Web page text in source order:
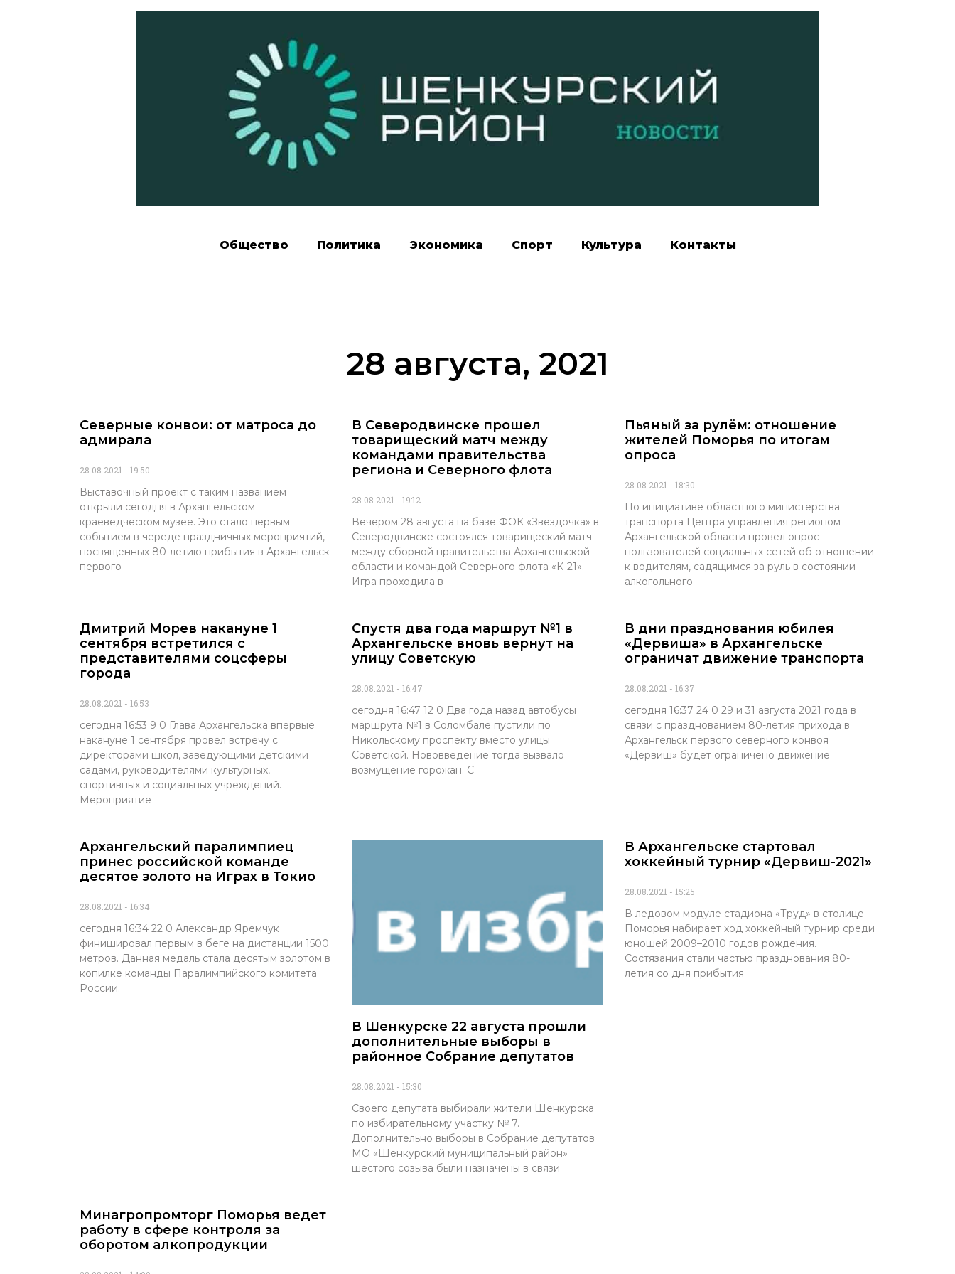
Общество Политика Экономика Спорт Культура Контакты
28 августа, 2021
Северные конвои: от матроса до
адмирала
28.08.2021 19:50
Выставочный проект с таким названием
открыли сегодня в Архангельском
краеведческом музее. Это стало первым
событием в череде праздничных мероприятий,
посвященных 80-летию прибытия в Архангельск
первого
В Северодвинске прошел
товарищеский матч между
командами правительства
региона и Северного флота
28.08.2021 19:12
Вечером 28 августа на базе ФОК «Звездочка» в
Северодвинске состоялся товарищеский матч
между сборной правительства Архангельской
области и командой Северного флота «К-21».
Игра проходила в
Пьяный за рулём: отношение
жителей Поморья по итогам
опроса
28.08.2021 18:30
По инициативе областного министерства
транспорта Центра управления регионом
Архангельской области провел опрос
пользователей социальных сетей об отношении
к водителям, садящимся за руль в состоянии
алкогольного
Дмитрий Морев накануне 1
сентября встретился с
представителями соцсферы
города
28.08.2021 16:53
сегодня 16:53 9 0 Глава Архангельска впервые
накануне 1 сентября провел встречу с
директорами школ, заведующими детскими
садами, руководителями культурных,
спортивных и социальных учреждений.
Мероприятие
Спустя два года маршрут №1 в
Архангельске вновь вернут на
улицу Советскую
28.08.2021 16:47
сегодня 16:47 12 0 Два года назад автобусы
маршрута №1 в Соломбале пустили по
Никольскому проспекту вместо улицы
Советской. Нововведение тогда вызвало
возмущение горожан. С
В дни празднования юбилея
«Дервиша» в Архангельске
ограничат движение транспорта
28.08.2021 16:37
сегодня 16:37 24 0 29 и 31 августа 2021 года в
связи с празднованием 80-летия прихода в
Архангельск первого северного конвоя
«Дервиш» будет ограничено движение
Архангельский паралимпиец
принес российской команде
десятое золото на Играх в Токио
28.08.2021 16:34
сегодня 16:34 22 0 Александр Яремчук
финишировал первым в беге на дистанции 1500
метров. Данная медаль стала десятым золотом в
копилке команды Паралимпийского комитета
России.
В Шенкурске 22 августа прошли
дополнительные выборы в
районное Собрание депутатов
28.08.2021 15:30
Своего депутата выбирали жители Шенкурска
по избирательному участку № 7.
Дополнительно выборы в Собрание депутатов
МО «Шенкурский муниципальный район»
шестого созыва были назначены в связи
В Архангельске стартовал
хоккейный турнир «Дервиш-2021»
28.08.2021 15:25
В ледовом модуле стадиона «Труд» в столице
Поморья набирает ход хоккейный турнир среди
юношей 2009–2010 годов рождения.
Состязания стали частью празднования 80-
летия со дня прибытия
Минагропромторг Поморья ведет
работу в сфере контроля за
оборотом алкопродукции